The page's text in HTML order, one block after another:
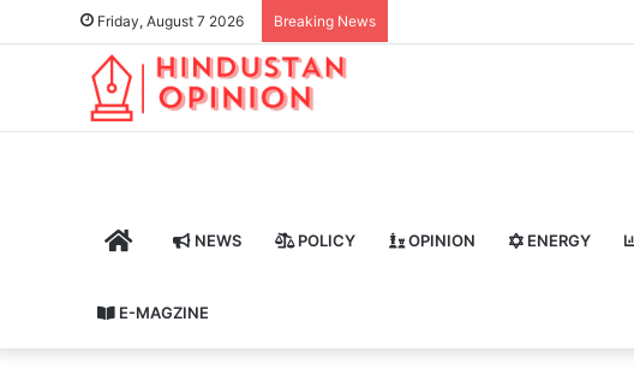
Friday, August 7 2026 Breaking News
HOME NEWS POLICY OPINION ENERGY
E-MAGZINE